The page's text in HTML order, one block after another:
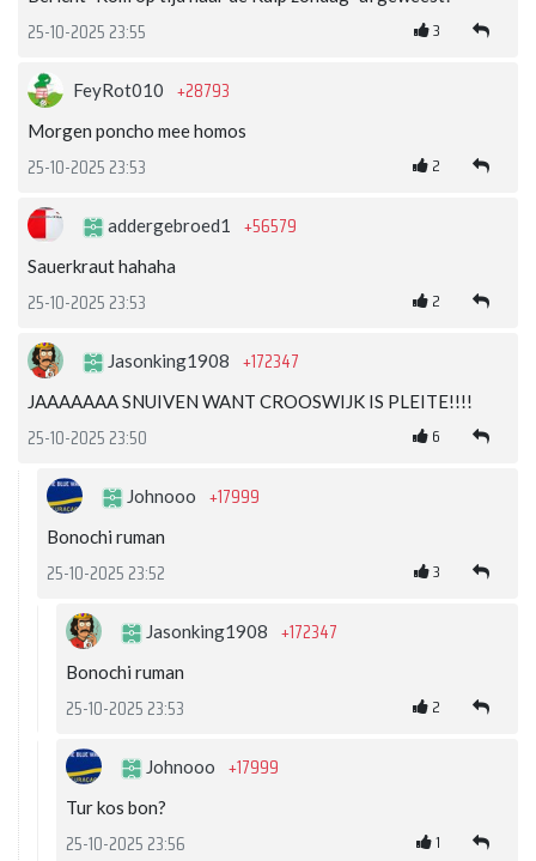
25-10-2025 23:55 3
FeyRot010 +28793
Morgen poncho mee homos
25-10-2025 23:53 2
addergebroed1 +56579
Sauerkraut hahaha
25-10-2025 23:53 2
Jasonking1908 +172347
JAAAAAAA SNUIVEN WANT CROOSWIJK IS PLEITE!!!!
25-10-2025 23:50 6
Johnooo +17999
Bonochi ruman
25-10-2025 23:52 3
Jasonking1908 +172347
Bonochi ruman
25-10-2025 23:53 2
Johnooo +17999
Tur kos bon?
25-10-2025 23:56 1